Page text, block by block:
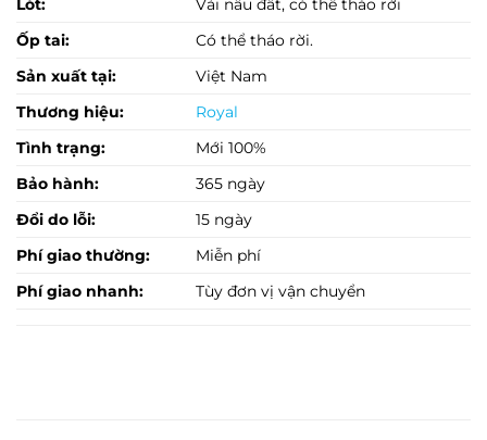
Lót:
Vải nâu đất, có thể tháo rời
Ốp tai:
Có thể tháo rời.
Sản xuất tại:
Việt Nam
Thương hiệu:
Royal
Tình trạng:
Mới 100%
Bảo hành:
365 ngày
Đổi do lỗi:
15 ngày
Phí giao thường:
Miễn phí
Phí giao nhanh:
Tùy đơn vị vận chuyển